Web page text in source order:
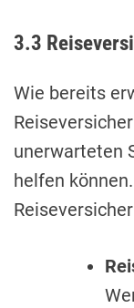
3.3
Wie bereits
unerwarteten
helfen